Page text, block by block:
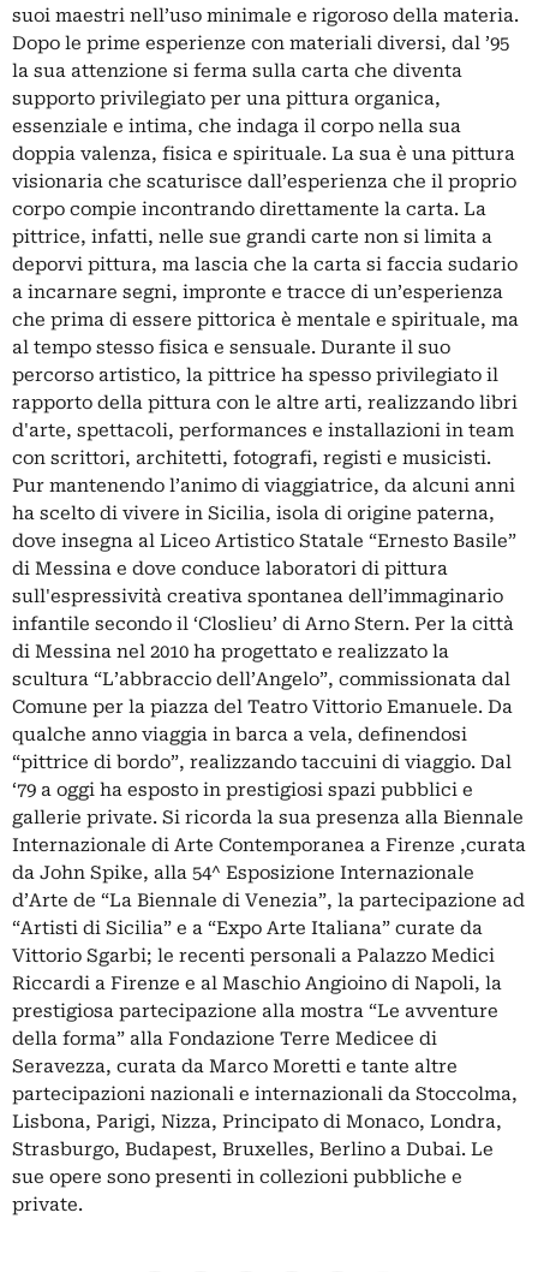
suoi maestri nell’uso minimale e rigoroso della materia.
Dopo le prime esperienze con materiali diversi, dal ’95
la sua attenzione si ferma sulla carta che diventa
supporto privilegiato per una pittura organica,
essenziale e intima, che indaga il corpo nella sua
doppia valenza, fisica e spirituale. La sua è una pittura
visionaria che scaturisce dall’esperienza che il proprio
corpo compie incontrando direttamente la carta. La
pittrice, infatti, nelle sue grandi carte non si limita a
deporvi pittura, ma lascia che la carta si faccia sudario
a incarnare segni, impronte e tracce di un’esperienza
che prima di essere pittorica è mentale e spirituale, ma
al tempo stesso fisica e sensuale. Durante il suo
percorso artistico, la pittrice ha spesso privilegiato il
rapporto della pittura con le altre arti, realizzando libri
d'arte, spettacoli, performances e installazioni in team
con scrittori, architetti, fotografi, registi e musicisti.
Pur mantenendo l’animo di viaggiatrice, da alcuni anni
ha scelto di vivere in Sicilia, isola di origine paterna,
dove insegna al Liceo Artistico Statale “Ernesto Basile”
di Messina e dove conduce laboratori di pittura
sull'espressività creativa spontanea dell’immaginario
infantile secondo il ‘Closlieu’ di Arno Stern. Per la città
di Messina nel 2010 ha progettato e realizzato la
scultura “L’abbraccio dell’Angelo”, commissionata dal
Comune per la piazza del Teatro Vittorio Emanuele. Da
qualche anno viaggia in barca a vela, definendosi
“pittrice di bordo”, realizzando taccuini di viaggio. Dal
‘79 a oggi ha esposto in prestigiosi spazi pubblici e
gallerie private. Si ricorda la sua presenza alla Biennale
Internazionale di Arte Contemporanea a Firenze ,curata
da John Spike, alla 54^ Esposizione Internazionale
d’Arte de “La Biennale di Venezia”, la partecipazione ad
“Artisti di Sicilia” e a “Expo Arte Italiana” curate da
Vittorio Sgarbi; le recenti personali a Palazzo Medici
Riccardi a Firenze e al Maschio Angioino di Napoli, la
prestigiosa partecipazione alla mostra “Le avventure
della forma” alla Fondazione Terre Medicee di
Seravezza, curata da Marco Moretti e tante altre
partecipazioni nazionali e internazionali da Stoccolma,
Lisbona, Parigi, Nizza, Principato di Monaco, Londra,
Strasburgo, Budapest, Bruxelles, Berlino a Dubai. Le
sue opere sono presenti in collezioni pubbliche e
private.